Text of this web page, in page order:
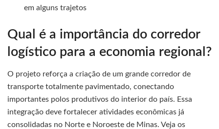
em alguns trajetos
Qual é a importância do corredor
logístico para a economia regional?
O projeto reforça a criação de um grande corredor de
transporte totalmente pavimentado, conectando
importantes polos produtivos do interior do país. Essa
integração deve fortalecer atividades econômicas já
consolidadas no Norte e Noroeste de Minas. Veja os